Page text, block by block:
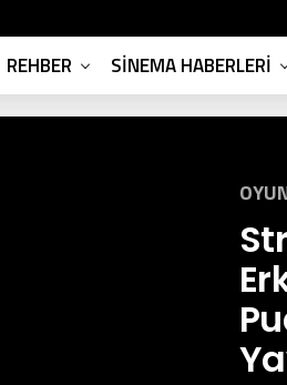
REHBER SINEMA HABERLERI